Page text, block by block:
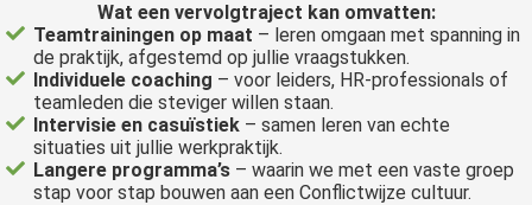
Wat een vervolgtraject kan omvatten:
Teamtrainingen op maat – leren omgaan met spanning in
de praktijk, afgestemd op jullie vraagstukken.
Individuele coaching – voor leiders, HR-professionals of
teamleden die steviger willen staan.
Intervisie en casuïstiek – samen leren van echte
situaties uit jullie werkpraktijk.
Langere programma’s – waarin we met een vaste groep
stap voor stap bouwen aan een Conflictwijze cultuur.